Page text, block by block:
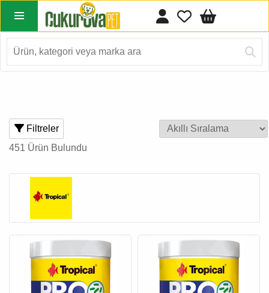
Filtreler
451 Ürün Bulundu